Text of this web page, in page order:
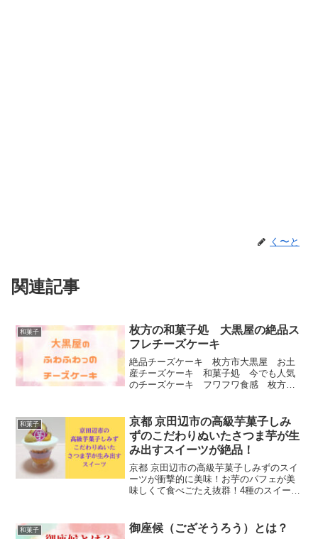
く〜と
関連記事
和菓子
枚方の和菓子処 大黒屋の絶品ス
フレチーズケーキ
絶品チーズケーキ 枚方市大黒屋 お土
産チーズケーキ 和菓子処 今でも人気
のチーズケーキ フワフワ食感 枚方で
和菓子
京都 京田辺市の高級芋菓子しみ
ずのこだわりぬいたさつま芋が生
み出すスイーツが絶品！
京都 京田辺市の高級芋菓子しみずのスイ
ーツが衝撃的に美味！お芋のパフェが美
味しくて食べごたえ抜群！4種のスイート
和菓子 御座候（ござそうろう）とは？